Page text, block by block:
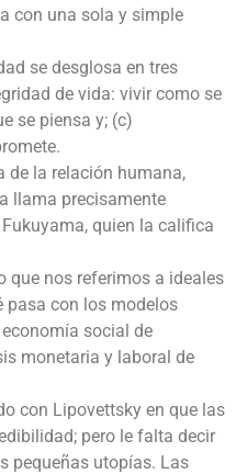
con una sola y simple
se desglosa en tres
de vida: vivir como se
se piensa y; (c)
de la relación humana,
llama precisamente
quien la califica
que nos referimos a ideales
pasa con los modelos
social de
monetaria y laboral de
con Lipovettsky en que las
pero le falta decir
pequeñas utopías. Las